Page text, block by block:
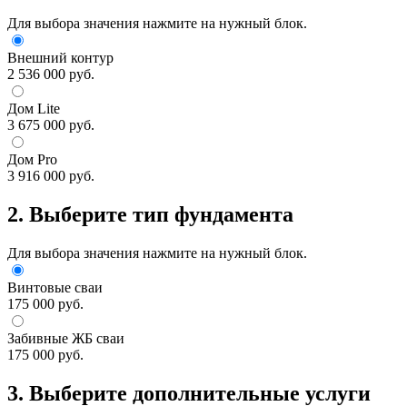
Для выбора значения нажмите на нужный блок.
Внешний контур
2 536 000 руб.
Дом Lite
3 675 000 руб.
Дом Pro
3 916 000 руб.
2. Выберите тип фундамента
Для выбора значения нажмите на нужный блок.
Винтовые сваи
175 000 руб.
Забивные ЖБ сваи
175 000 руб.
3. Выберите дополнительные услуги